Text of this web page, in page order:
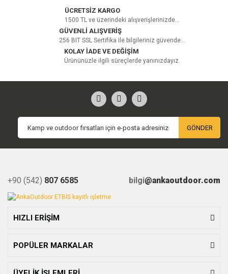
ÜCRETSİZ KARGO
1500 TL ve üzerindeki alışverişlerinizde...
GÜVENLİ ALIŞVERİŞ
256 BIT SSL Sertifika ile bilgileriniz güvende...
KOLAY İADE VE DEĞİŞİM
Ürününüzle ilgili süreçlerde yanınızdayız.
GÖNDER
+90 (542) 807 6585 bilgi@ankaoutdoor.com
HIZLI ERİŞİM
POPÜLER MARKALAR